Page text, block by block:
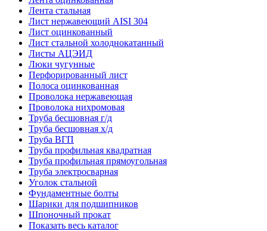
Лента стальная
Лист нержавеющий AISI 304
Лист оцинкованный
Лист стальной холоднокатанный
Листы АЦЭИД
Люки чугунные
Перфорированный лист
Полоса оцинкованная
Проволока нержавеющая
Проволока нихромовая
Труба бесшовная г/д
Труба бесшовная х/д
Труба ВГП
Труба профильная квадратная
Труба профильная прямоугольная
Труба электросварная
Уголок стальной
Фундаментные болты
Шарики для подшипников
Шпоночный прокат
Показать весь каталог